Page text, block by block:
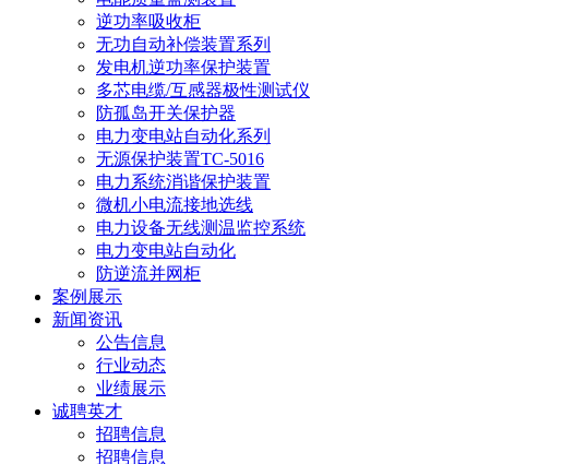
逆功率吸收柜
无功自动补偿装置系列
发电机逆功率保护装置
多芯电缆/互感器极性测试仪
防孤岛开关保护器
电力变电站自动化系列
无源保护装置TC-5016
电力系统消谐保护装置
微机小电流接地选线
电力设备无线测温监控系统
电力变电站自动化
防逆流并网柜
案例展示
新闻资讯
公告信息
行业动态
业绩展示
诚聘英才
招聘信息
招聘信息